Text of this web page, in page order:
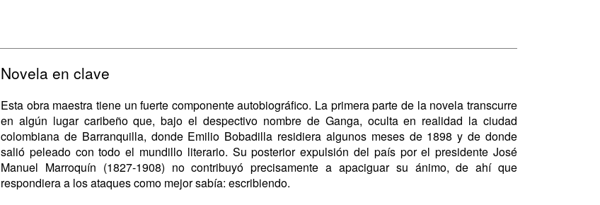
Novela en clave
Esta obra maestra tiene un fuerte componente autobiográfico. La primera parte de la novela transcurre
en algún lugar caribeño que, bajo el despectivo nombre de Ganga, oculta en realidad la ciudad
colombiana de Barranquilla, donde Emilio Bobadilla residiera algunos meses de 1898 y de donde
salió peleado con todo el mundillo literario. Su posterior expulsión del país por el presidente José
Manuel Marroquín (1827-1908) no contribuyó precisamente a apaciguar su ánimo, de ahí que
respondiera a los ataques como mejor sabía: escribiendo.